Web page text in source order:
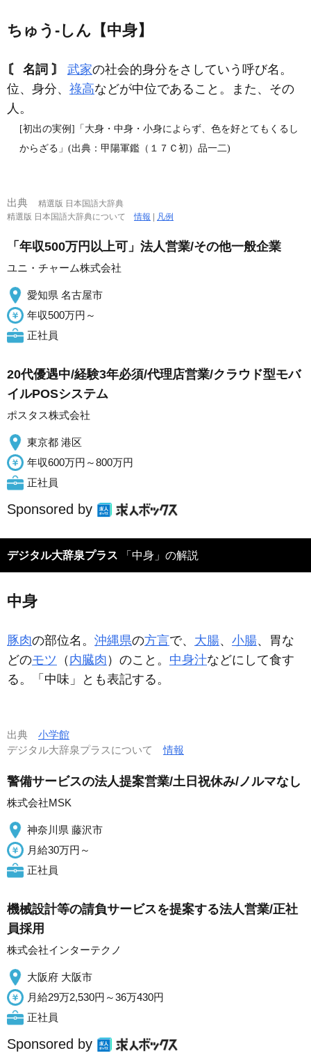
ちゅう‐しん【中身】
〘 名詞 〙 武家の社会的身分をさしていう呼び名。
位、身分、 祿高などが中位であること。また、その
人。
[初出の実例]「大身・中身・小身によらず、色を好とてもくるし
からざる」(出典：甲陽軍鑑（１７Ｃ初）品一二)
出典
精選版 日本国語大辞典
精選版 日本国語大辞典について情報 凡例
「年収500万円以上可」法人営業/その他一般企業
ユニ・チャーム株式会社
愛知県 名古屋市
年収500万円～
正社員
20代優遇中/経験3年必須/代理店営業/クラウド型モバ
イルPOSシステム
ポスタス株式会社
東京都 港区
年収600万円～800万円
正社員
Sponsored by
デジタル大辞泉プラス 「中身」の解説
中身
豚肉の部位名。 沖縄県の方言で、 大腸、 小腸、胃な
どのモツ （ 内臓肉 ）のこと。 中身汁などにして食す
る。「中味」とも表記する。
出典 小学館
デジタル大辞泉プラスについて情報
警備サービスの法人提案営業/土日祝休み/ノルマなし
株式会社MSK
神奈川県 藤沢市
月給30万円～
正社員
機械設計等の請負サービスを提案する法人営業/正社
員採用
株式会社インターテクノ
大阪府 大阪市
月給29万2,530円～36万430円
正社員
Sponsored by